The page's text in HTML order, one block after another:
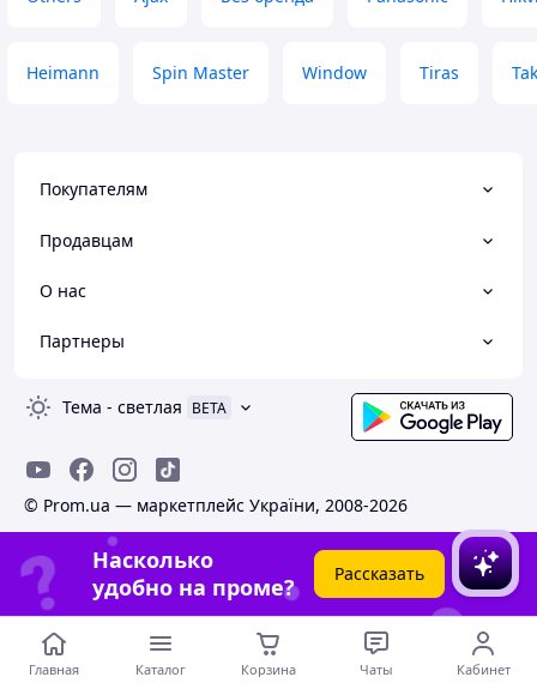
Heimann Spin Master Window Tiras
Покупателям
Продавцам
О нас
Партнеры
Тема - светлая BETA
© Prom.ua — маркетплейс України, 2008-2026
Насколько
удобно на проме?
Рассказать
Главная Каталог Корзина Чаты Кабинет